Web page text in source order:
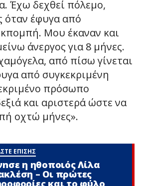
Έχω δεχθεί πόλεμο,
έφυγα από
Μου έκαναν και
άνεργος για 8 μήνες.
από πίσω γίνεται
από συγκεκριμένη
πρόσωπο
και αριστερά ώστε να
οχτώ μήνες».
ΕΠΙΣΗΣ
η ηθοποιός Λίλα
– Οι πρώτες